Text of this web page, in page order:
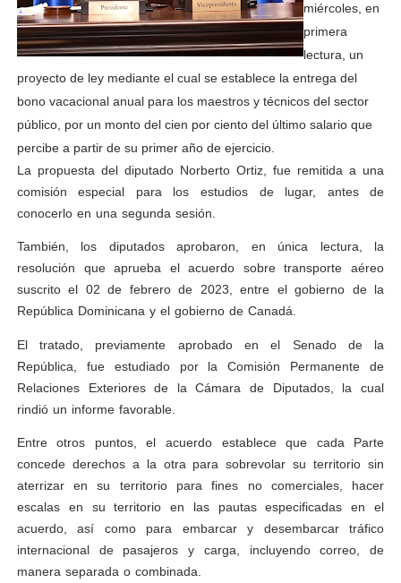
miércoles, en
primera
lectura, un
proyecto de ley mediante el cual se establece la entrega del
bono vacacional anual para los maestros y técnicos del sector
público, por un monto del cien por ciento del último salario que
percibe a partir de su primer año de ejercicio.
La propuesta del diputado Norberto Ortiz, fue remitida a una
comisión especial para los estudios de lugar, antes de
conocerlo en una segunda sesión.
También, los diputados aprobaron, en única lectura, la
resolución que aprueba el acuerdo sobre transporte aéreo
suscrito el 02 de febrero de 2023, entre el gobierno de la
República Dominicana y el gobierno de Canadá.
El tratado, previamente aprobado en el Senado de la
República, fue estudiado por la Comisión Permanente de
Relaciones Exteriores de la Cámara de Diputados, la cual
rindió un informe favorable.
Entre otros puntos, el acuerdo establece que cada Parte
concede derechos a la otra para sobrevolar su territorio sin
aterrizar en su territorio para fines no comerciales, hacer
escalas en su territorio en las pautas especificadas en el
acuerdo, así como para embarcar y desembarcar tráfico
internacional de pasajeros y carga, incluyendo correo, de
manera separada o combinada.